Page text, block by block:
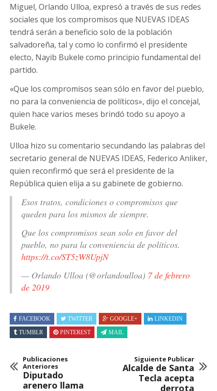
Miguel, Orlando Ulloa, expresó a través de sus redes
sociales que los compromisos que NUEVAS IDEAS
tendrá serán a beneficio solo de la población
salvadoreña, tal y como lo confirmó el presidente
electo, Nayib Bukele como principio fundamental del
partido.
«Que los compromisos sean sólo en favor del pueblo,
no para la conveniencia de políticos», dijo el concejal,
quien hace varios meses brindó todo su apoyo a
Bukele.
Ulloa hizo su comentario secundando las palabras del
secretario general de NUEVAS IDEAS, Federico Anliker,
quien reconfirmó que será el presidente de la
República quien elija a su gabinete de gobierno.
Esos tratos, condiciones o compromisos que
queden para los mismos de siempre.
Que los compromisos sean solo en favor del
pueblo, no para la conveniencia de políticos.
https://t.co/ST5zW8UpjN
— Orlando Ulloa (@orlandoulloa) 7 de febrero
de 2019
FACEBOOK TWITTER GOOGLE+
LINKEDIN
TUMBLR
PINTEREST MAIL
Publicaciones
Anteriores
Diputado
arenero llama
Siguiente Publicar
Alcalde de Santa
Tecla acepta
derrota